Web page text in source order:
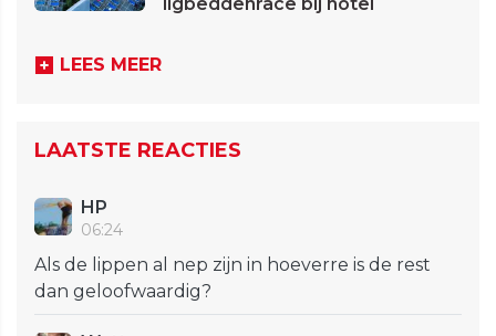
LEES MEER
LAATSTE REACTIES
HP
06:24
Als de lippen al nep zijn in hoeverre is de rest
dan geloofwaardig?